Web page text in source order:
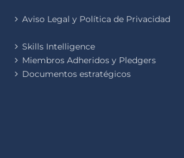
Aviso Legal y Política de Privacidad
Skills Intelligence
Miembros Adheridos y Pledgers
Documentos estratégicos